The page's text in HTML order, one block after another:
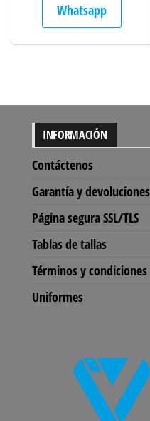
Whatsapp
INFORMACIÓN
Contáctenos
Garantía y devoluciones
Página segura SSL/TLS
Tablas de tallas
Términos y condiciones
Uniformes